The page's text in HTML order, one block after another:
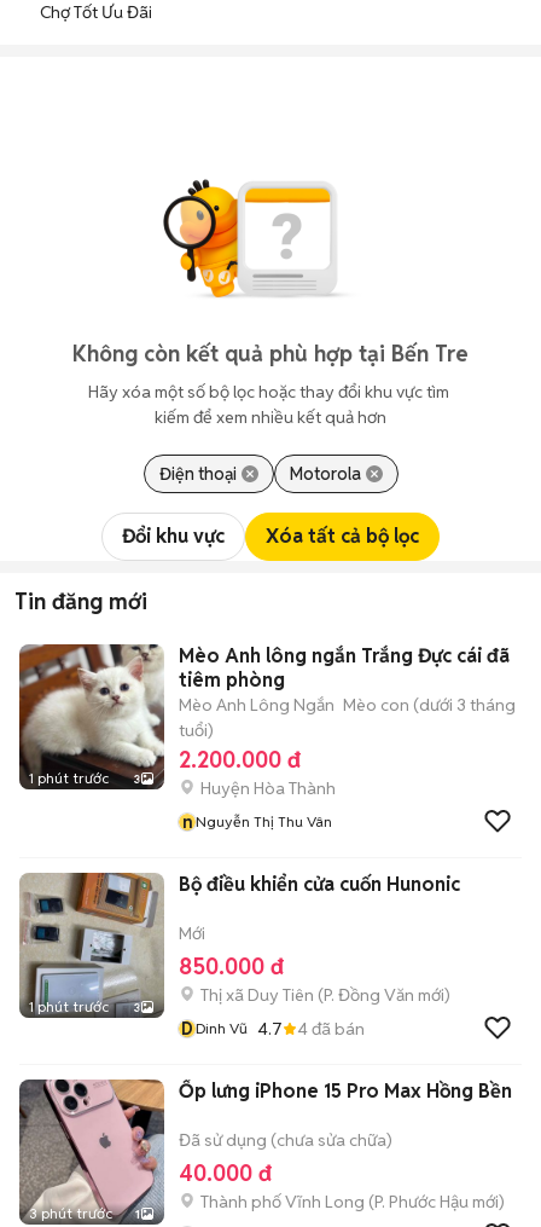
Chợ Tốt Ưu Đãi
Không còn kết quả phù hợp tại Bến Tre
Hãy xóa một số bộ lọc hoặc thay đổi khu vực tìm
kiếm để xem nhiều kết quả hơn
Điện thoại Motorola
Đổi khu vực Xóa tất cả bộ lọc
Tin đăng mới
1 phút trước 3
Mèo Anh lông ngắn Trắng Đực cái đã
tiêm phòng
Mèo Anh Lông Ngắn Mèo con (dưới 3 tháng
tuổi)
2.200.000 đ
Huyện Hòa Thành
nNguyễn Thị Thu Vân
1 phút trước 3
Bộ điều khiển cửa cuốn Hunonic
Mới
850.000 đ
Thị xã Duy Tiên (P. Đồng Văn mới)
DDinh Vũ 4.7 4đã bán
3 phút trước 1
Ốp lưng iPhone 15 Pro Max Hồng Bền
Đã sử dụng (chưa sửa chữa)
40.000 đ
Thành phố Vĩnh Long (P. Phước Hậu mới)